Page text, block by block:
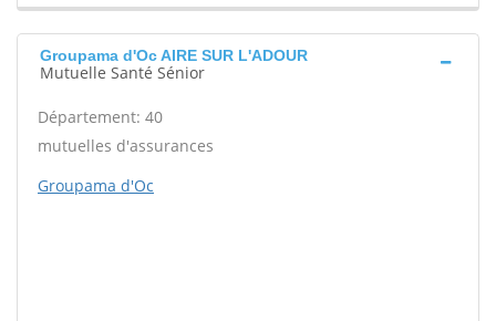
Groupama d'Oc AIRE SUR L'ADOUR
Mutuelle Santé Sénior
Département: 40
mutuelles d'assurances
Groupama d'Oc